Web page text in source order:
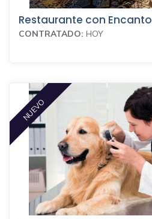
Restaurante con Encanto
CONTRATADO: HOY
NUEVO